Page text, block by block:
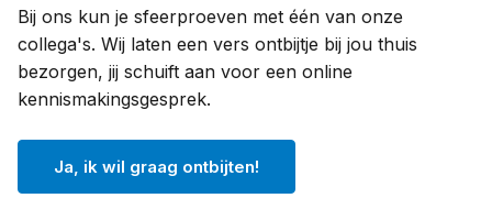
Bij ons kun je sfeerproeven met één van onze
collega's. Wij laten een vers ontbijtje bij jou thuis
bezorgen, jij schuift aan voor een online
kennismakingsgesprek.
Ja, ik wil graag ontbijten!